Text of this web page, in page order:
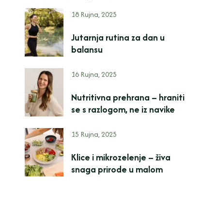
18 Rujna, 2025
Jutarnja rutina za dan u
balansu
16 Rujna, 2025
Nutritivna prehrana – hraniti
se s razlogom, ne iz navike
15 Rujna, 2025
Klice i mikrozelenje – živa
snaga prirode u malom